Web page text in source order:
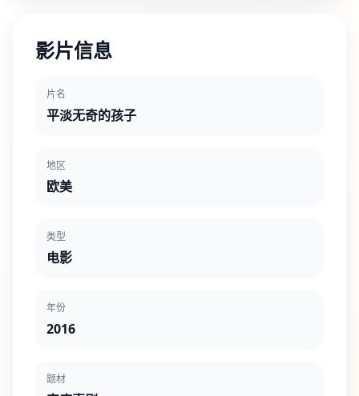
影片信息
片名
平淡无奇的孩子
地区
欧美
类型
电影
年份
2016
题材